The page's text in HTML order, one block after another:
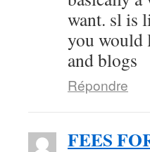
want. sl is
you would
and blogs
Répondre
FEES